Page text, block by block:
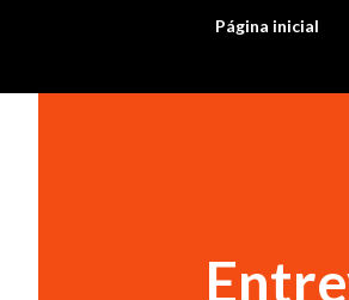
Página inicial